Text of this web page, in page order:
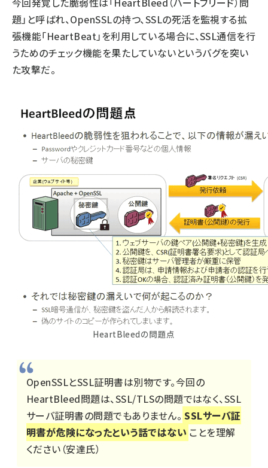
題」と呼ばれ、OpenSSLの持つ、SSLの死活を監視する拡
張機能「HeartBeat」を利用している場合に、SSL通信を行
うためのチェック機能を果たしていないというバグを突い
た攻撃だ。
HeartBleedの問題点
OpenSSLとSSL証明書は別物です。今回の
HeartBleed問題は、SSL/TLSの問題ではなく、SSL
サーバ証明書の問題でもありません。 SSLサーバ証
明書が危険になったという話ではない ことを理解
ください（安達氏）